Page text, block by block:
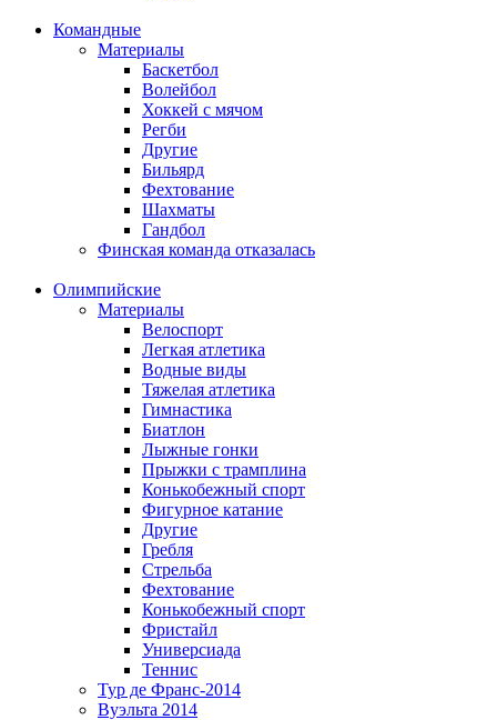
Командные
Материалы
Баскетбол
Волейбол
Хоккей с мячом
Регби
Другие
Бильярд
Фехтование
Шахматы
Гандбол
Финская команда отказалась
Олимпийские
Материалы
Велоспорт
Легкая атлетика
Водные виды
Тяжелая атлетика
Гимнастика
Биатлон
Лыжные гонки
Прыжки с трамплина
Конькобежный спорт
Фигурное катание
Другие
Гребля
Стрельба
Фехтование
Конькобежный спорт
Фристайл
Универсиада
Теннис
Тур де Франс-2014
Вуэльта 2014